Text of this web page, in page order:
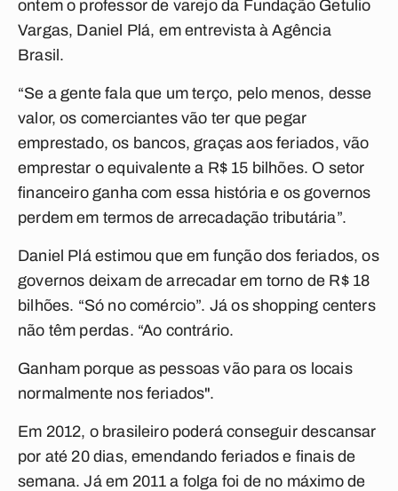
ontem o professor de varejo da Fundação Getulio
Vargas, Daniel Plá, em entrevista à Agência
Brasil.
“Se a gente fala que um terço, pelo menos, desse
valor, os comerciantes vão ter que pegar
emprestado, os bancos, graças aos feriados, vão
emprestar o equivalente a R$ 15 bilhões. O setor
financeiro ganha com essa história e os governos
perdem em termos de arrecadação tributária”.
Daniel Plá estimou que em função dos feriados, os
governos deixam de arrecadar em torno de R$ 18
bilhões. “Só no comércio”. Já os shopping centers
não têm perdas. “Ao contrário.
Ganham porque as pessoas vão para os locais
normalmente nos feriados".
Em 2012, o brasileiro poderá conseguir descansar
por até 20 dias, emendando feriados e finais de
semana. Já em 2011 a folga foi de no máximo de